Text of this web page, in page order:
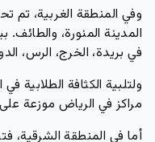
وفي المنطقة الغربية، تم
المدينة المنورة،
في بريدة، الخرج، الرس،
ولتلبية الكثافة
مراكز في الرياض موزعة
أما في المنطقة الشرقية،